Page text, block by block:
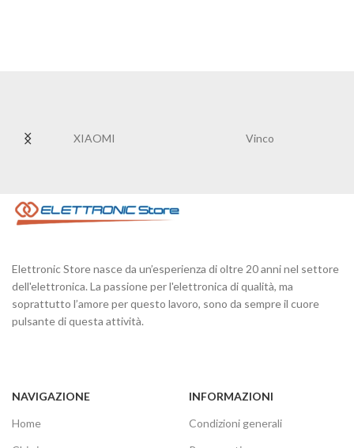
XIAOMI Vinco
Elettronic Store nasce da un’esperienza di oltre 20 anni nel settore
dell'elettronica. La passione per l'elettronica di qualità, ma
soprattutto l’amore per questo lavoro, sono da sempre il cuore
pulsante di questa attività.
NAVIGAZIONE
Home
INFORMAZIONI
Condizioni generali